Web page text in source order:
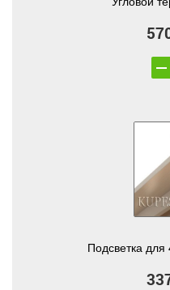
Подсветка